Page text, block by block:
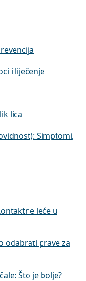
i liječenje
lica
Simptomi,
leće u
odabrati prave za
Što je bolje?